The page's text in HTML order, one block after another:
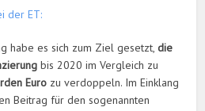
der ET:
habe es sich zum Ziel gesetzt,die
bis 2020 im Vergleich zu
Euro zu verdoppeln. Im Einklang
Beitrag für den sogenannten